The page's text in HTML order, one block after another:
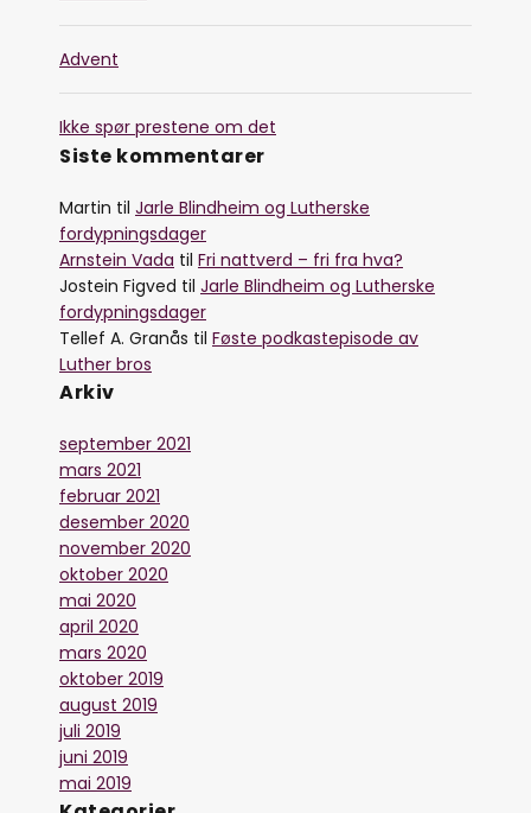
Advent
Ikke spør prestene om det
Siste kommentarer
Martin til Jarle Blindheim og Lutherske
fordypningsdager
Arnstein Vada til Fri nattverd – fri fra hva?
Jostein Figved til Jarle Blindheim og Lutherske
fordypningsdager
Tellef A. Granås til Føste podkastepisode av
Luther bros
Arkiv
september 2021
mars 2021
februar 2021
desember 2020
november 2020
oktober 2020
mai 2020
april 2020
mars 2020
oktober 2019
august 2019
juli 2019
juni 2019
mai 2019